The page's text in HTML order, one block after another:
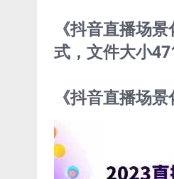
《抖音直播场
式，文件大小
《抖音直播场